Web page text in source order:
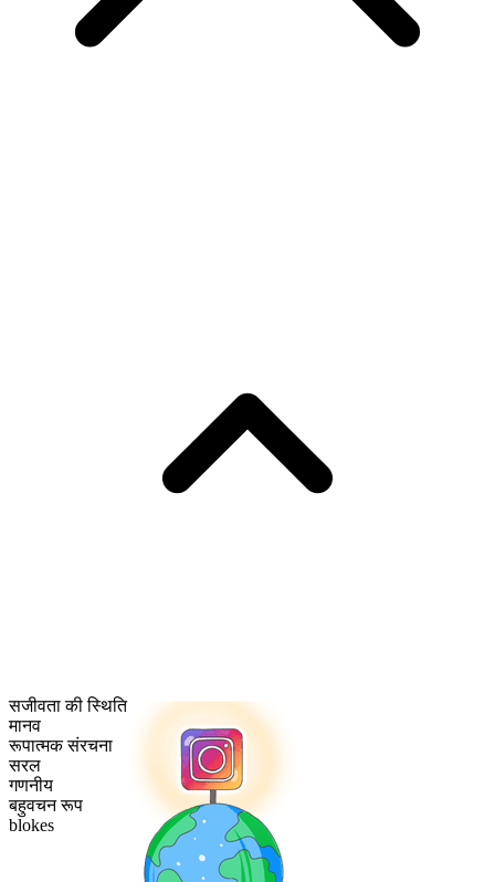
सजीवता की स्थिति
मानव
रूपात्मक संरचना
सरल
गणनीय
बहुवचन रूप
blokes